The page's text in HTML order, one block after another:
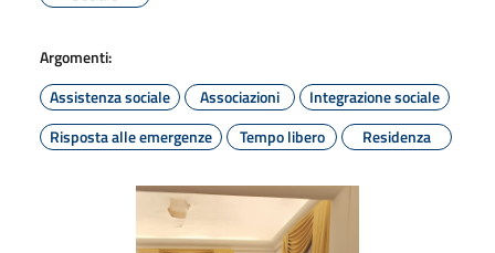
Argomenti:
Assistenza sociale
Associazioni
Integrazione sociale
Risposta alle emergenze
Tempo libero Residenza